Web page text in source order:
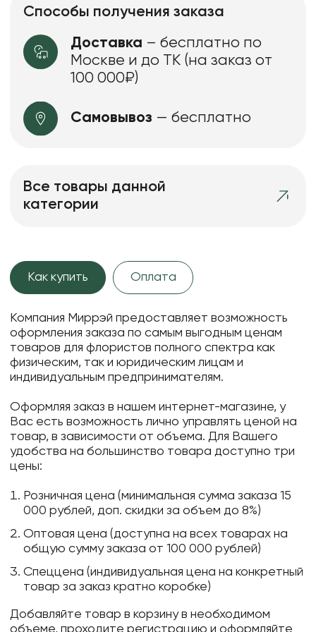
Способы получения заказа
Доставка – бесплатно по
Москве и до ТК (на заказ от
100 000₽)
Самовывоз — бесплатно
Все товары данной
категории
Как купить Оплата
Компания Миррэй предоставляет возможность
оформления заказа по самым выгодным ценам
товаров для флористов полного спектра как
физическим, так и юридическим лицам и
индивидуальным предпринимателям.
Оформляя заказ в нашем интернет-магазине, у
Вас есть возможность лично управлять ценой на
товар, в зависимости от объема. Для Вашего
удобства на большинство товара доступно три
цены:
Розничная цена (минимальная сумма заказа 15
000 рублей, доп. скидки за объем до 8%)
Оптовая цена (доступна на всех товарах на
общую сумму заказа от 100 000 рублей)
Спеццена (индивидуальная цена на конкретный
товар за заказ кратно коробке)
Добавляйте товар в корзину в необходимом
объеме, проходите регистрацию и оформляйте